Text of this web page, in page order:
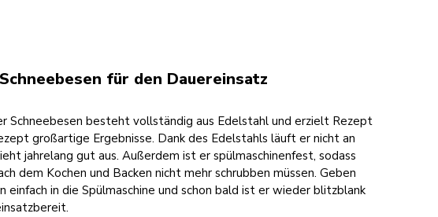
für den Dauereinsatz
Schneebesen besteht vollständig aus Edelstahl und erzielt Rezept
großartige Ergebnisse. Dank des Edelstahls läuft er nicht an
jahrelang gut aus. Außerdem ist er spülmaschinenfest, sodass
dem Kochen und Backen nicht mehr schrubben müssen. Geben
einfach in die Spülmaschine und schon bald ist er wieder blitzblank